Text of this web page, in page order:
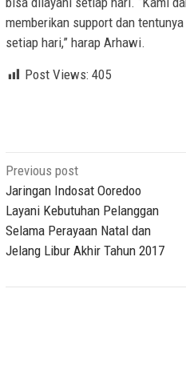
memberikan support dan
setiap hari,” harap Arhawi.
Post Views: 405
Post
navigation
Previous post
Jaringan Indosat Ooredoo
Layani Kebutuhan Pelanggan
Selama Perayaan Natal dan
Jelang Libur Akhir Tahun 2017